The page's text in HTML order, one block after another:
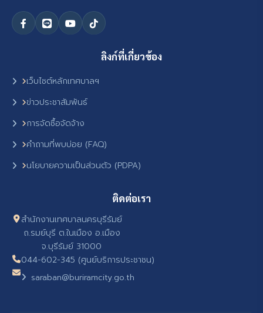
ลิงก์ที่เกี่ยวข้อง
เว็บไซต์หลักเทศบาลฯ
ข่าวประชาสัมพันธ์
การจัดซื้อจัดจ้าง
คำถามที่พบบ่อย (FAQ)
นโยบายความเป็นส่วนตัว (PDPA)
ติดต่อเรา
สำนักงานเทศบาลนครบุรีรัมย์
ถ.รมย์บุรี ต.ในเมือง อ.เมือง
จ.บุรีรัมย์ 31000
044-602-345 (ศูนย์บริการประชาชน)
saraban@buriramcity.go.th